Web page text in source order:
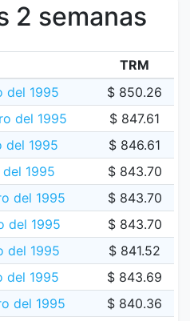
2 semanas
TRM
del 1995
$ 850.26
del 1995
$ 847.61
del 1995
$ 846.61
del 1995
$ 843.70
del 1995
$ 843.70
del 1995
$ 843.70
del 1995
$ 841.52
del 1995
$ 843.69
del 1995
$ 840.36